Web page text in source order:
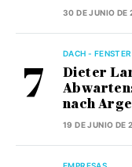
30 DE JUNIO DE
DACH - FENSTER
Dieter
nach
19 DE JUNIO DE
EMPRESAS